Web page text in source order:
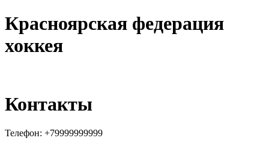
Красноярская федерация
хоккея
Контакты
Телефон: +79999999999